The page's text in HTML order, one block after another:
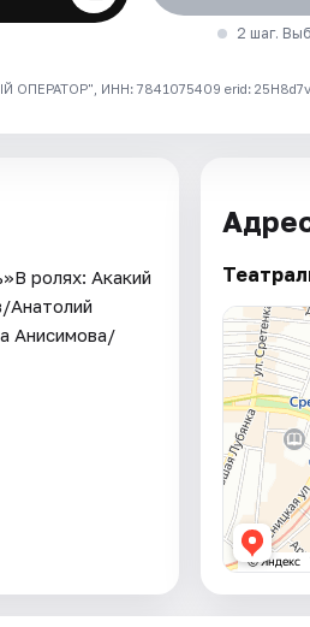
2 шаг.
ИНН: 7841075409 erid:
ролях: Акакий
Анатолий
Анисимова/